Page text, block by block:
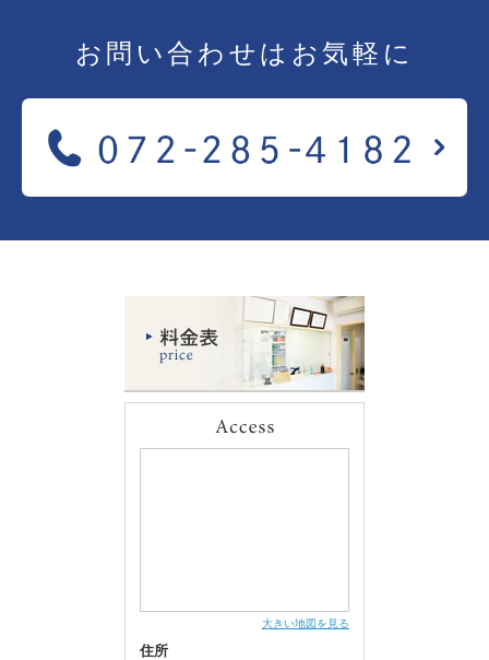
お問い合わせは お気軽に
大きい地図を見る
住所